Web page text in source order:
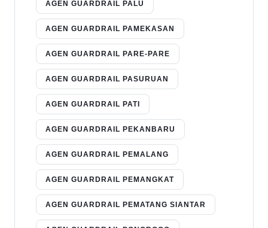
AGEN GUARDRAIL PALU
AGEN GUARDRAIL PAMEKASAN
AGEN GUARDRAIL PARE-PARE
AGEN GUARDRAIL PASURUAN
AGEN GUARDRAIL PATI
AGEN GUARDRAIL PEKANBARU
AGEN GUARDRAIL PEMALANG
AGEN GUARDRAIL PEMANGKAT
AGEN GUARDRAIL PEMATANG SIANTAR